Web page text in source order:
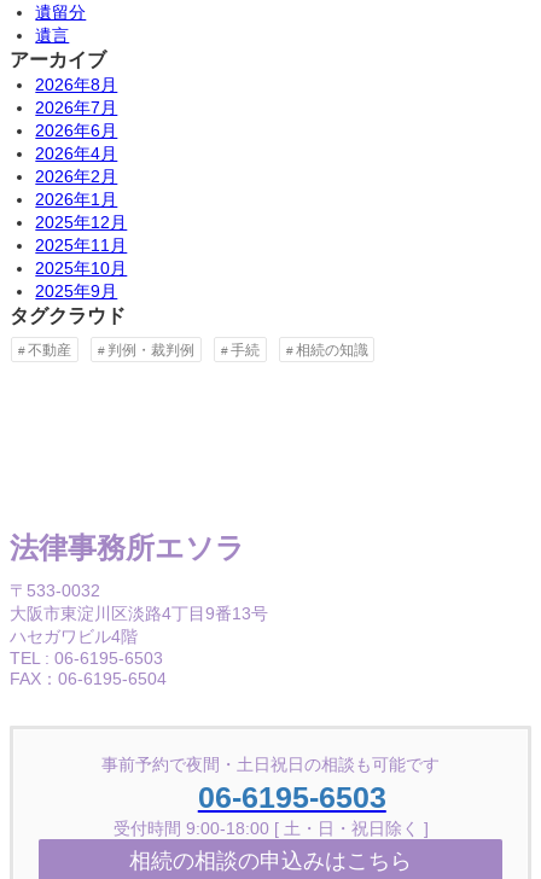
遺留分
遺言
アーカイブ
2026年8月
2026年7月
2026年6月
2026年4月
2026年2月
2026年1月
2025年12月
2025年11月
2025年10月
2025年9月
タグクラウド
不動産 判例・裁判例 手続 相続の知識
法律事務所エソラ
〒533-0032
大阪市東淀川区淡路4丁目9番13号
ハセガワビル4階
TEL : 06-6195-6503
FAX：06-6195-6504
事前予約で夜間・土日祝日の相談も可能です
06-6195-6503
受付時間 9:00-18:00 [ 土・日・祝日除く ]
相続の相談の申込みはこちら